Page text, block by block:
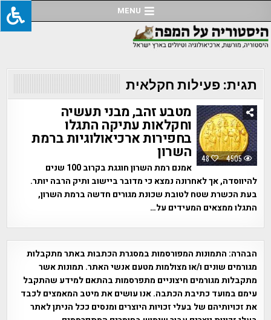
to
content
MENU
תגית:פעילות חקלאית
48 4505
מטבע זהב, מבני תעשיה
וחקלאות עתיקה התגלו
בחפירות ארכיאולוגיות ברמת
השרון
אמנם רמת השרון חוגגת בקרוב 100 שנים
להיווסדה, אך לאחרונה נמצא כי מדובר ביישוב ותיק הרבה יותר.
בעת הכשרת שטח לטובת שכונת מגורים חדשה ברמת השרון,
התגלו ממצאים המעידים על…
הבהרה: התמונות המפורסמות במסגרת הכתבות באתר מתקבלות
מגורמים שונים ו/או מצולמות מטעם אנשי האתר. תמונות אשר
מתקבלות מגורמים חיצוניים מתפרסמות בהתאם למידע שהתקבל
עימם במועד כתיבת הכתבה. אנו עושים את מיטב המאמצים לכבד
את זכויותיהם של בעלי זכויות היוצרים ומנסים ככל הניתן לאתר